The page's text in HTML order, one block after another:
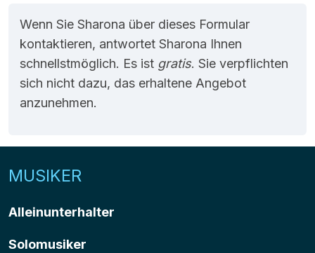
Wenn Sie Sharona über dieses Formular
kontaktieren, antwortet Sharona Ihnen
schnellstmöglich. Es ist gratis. Sie verpflichten
sich nicht dazu, das erhaltene Angebot
anzunehmen.
MUSIKER
Alleinunterhalter
Solomusiker